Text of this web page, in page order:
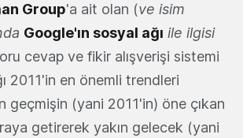
Group'a ait olan (ve isim
Google'ın sosyal ağı ile ilgisi
cevap ve fikir alışverişi sistemi
2011'in en önemli trendleri
geçmişin (yani 2011'in) öne çıkan
getirerek yakın gelecek (yani